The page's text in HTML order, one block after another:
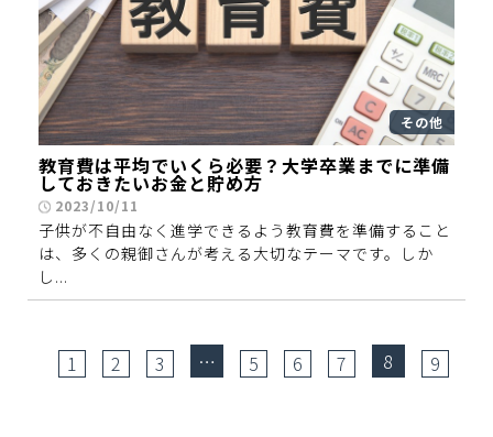
その他
教育費は平均でいくら必要？大学卒業までに準備
しておきたいお金と貯め方
2023/10/11
子供が不自由なく進学できるよう教育費を準備すること
は、多くの親御さんが考える大切なテーマです。しか
し...
1 2 3 … 5 6 7 8 9